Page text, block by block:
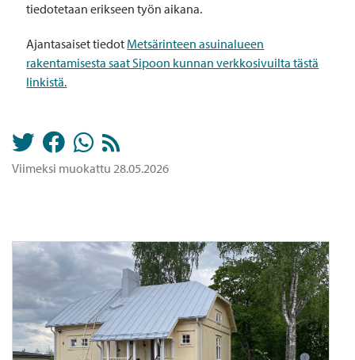
tiedotetaan erikseen työn aikana.
Ajantasaiset tiedot Metsärinteen asuinalueen
rakentamisesta saat Sipoon kunnan verkkosivuilta tästä
linkistä.
Viimeksi muokattu 28.05.2026